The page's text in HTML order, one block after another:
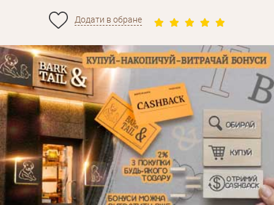
Додати в обране
Забули пароль?
Особисті дані